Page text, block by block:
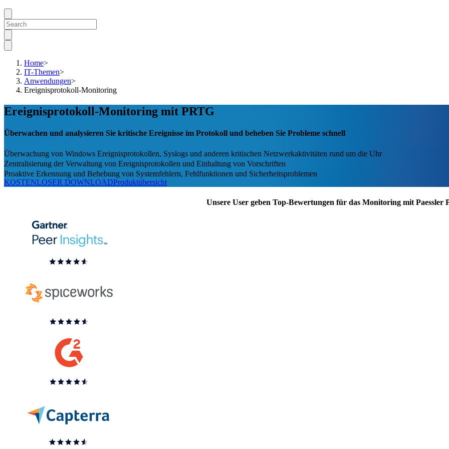
Home>
IT-Themen>
Anwendungen>
Ereignisprotokoll-Monitoring
Ereignisprotokoll-Monitoring mit PRTG
Überwachen und analysieren Sie kritische Ereignisse im Protokoll und beheben Sie Probleme schnell
Überwachung von Windows Ereignisprotokollen, Syslogs und anderen kritischen Netzwerkaktivitäten rund um die Uhr
Zentralisierung der Verwaltung von Ereignisprotokollen und Einhaltung von Vorschriften
Proaktive Erkennung und Behebung von Systemfehlern, Fehlfunktionen und Sicherheitsproblemen
KOSTENLOSER DOWNLOADProduktübersicht
Unsere User geben Top-Bewertungen für das Monitoring mit Paessler